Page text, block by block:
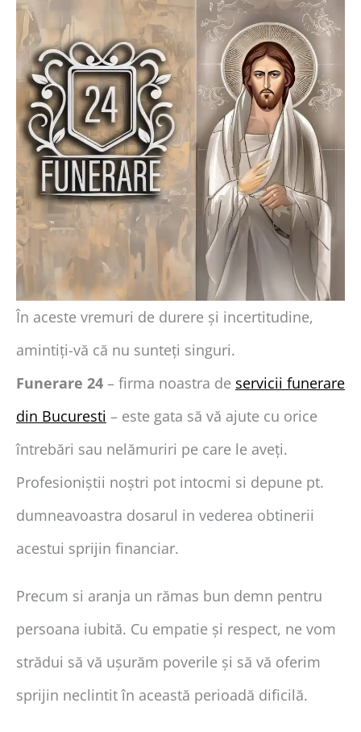
În aceste vremuri de durere și incertitudine,
amintiți-vă că nu sunteți singuri.
Funerare 24 – firma noastra de servicii funerare
din Bucuresti – este gata să vă ajute cu orice
întrebări sau nelămuriri pe care le aveți.
Profesioniștii noștri pot intocmi si depune pt.
dumneavoastra dosarul in vederea obtinerii
acestui sprijin financiar.
Precum si aranja un rămas bun demn pentru
persoana iubită. Cu empatie și respect, ne vom
strădui să vă ușurăm poverile și să vă oferim
sprijin neclintit în această perioadă dificilă.